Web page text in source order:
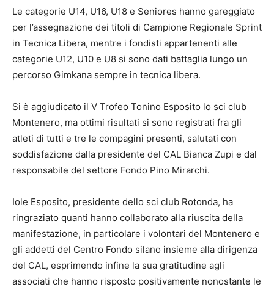
Le categorie U14, U16, U18 e Seniores hanno gareggiato
per l’assegnazione dei titoli di Campione Regionale Sprint
in Tecnica Libera, mentre i fondisti appartenenti alle
categorie U12, U10 e U8 si sono dati battaglia lungo un
percorso Gimkana sempre in tecnica libera.
Si è aggiudicato il V Trofeo Tonino Esposito lo sci club
Montenero, ma ottimi risultati si sono registrati fra gli
atleti di tutti e tre le compagini presenti, salutati con
soddisfazione dalla presidente del CAL Bianca Zupi e dal
responsabile del settore Fondo Pino Mirarchi.
Iole Esposito, presidente dello sci club Rotonda, ha
ringraziato quanti hanno collaborato alla riuscita della
manifestazione, in particolare i volontari del Montenero e
gli addetti del Centro Fondo silano insieme alla dirigenza
del CAL, esprimendo infine la sua gratitudine agli
associati che hanno risposto positivamente nonostante le